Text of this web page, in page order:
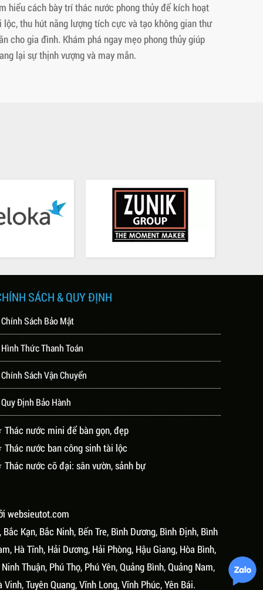
hiểu cách bày trí thác nước phong thủy để kích hoạt
lộc, thu hút năng lượng tích cực và tạo không gian thư
cho gia đình. Khám phá ngay mẹo phong thủy giúp
lại sự thịnh vượng và may mắn.
SÁCH & QUY ĐỊNH
Sách Bảo Mật
Thức Thanh Toán
Sách Vận Chuyển
Định Bảo Hành
Thác nước mini để bàn gọn, đẹp
Thác nước ban công sinh tài lộc
Thác nước cỡ đại: sân vườn, sảnh bự
websieutot.com
Kạn, Bắc Ninh, Bến Tre, Bình Dương, Bình Định, Bình
Hà Tĩnh, Hải Dương, Hải Phòng, Hậu Giang, Hòa Bình,
Thuận, Phú Thọ, Phú Yên, Quảng Bình, Quảng Nam,
Tuyên Quang, Vĩnh Long, Vĩnh Phúc, Yên Bái.